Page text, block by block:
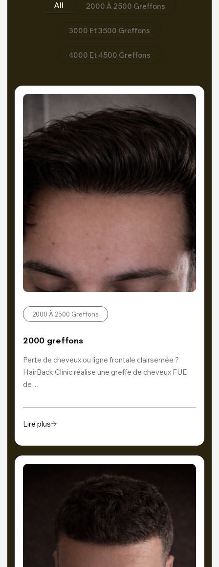
All 2000 À 2500 Greffons
3000 Et 3500 Greffons
4000 Et 4500 Greffons
2000 À 2500 Greffons
2000 greffons
Perte de cheveux ou ligne frontale clairsemée ?
HairBack Clinic réalise une greffe de cheveux FUE
de…
Lire plus